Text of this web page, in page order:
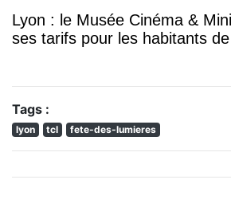
Lyon : le Musée Cinéma &
ses tarifs pour les habitants
Tags :
lyon tcl fete-des-lumieres